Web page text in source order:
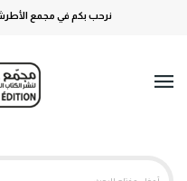
نرحب بكم في مجمع